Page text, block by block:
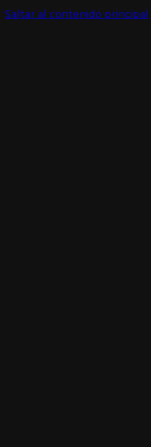
Saltar al contenido principal